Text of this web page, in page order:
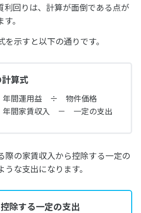
利回りは、計算が面倒である点が
。
示すと以下の通りです。
算式
間運用益 ÷ 物件価格
間家賃収入 － 一定の支出
際の家賃収入から控除する一定の
な支出になります。
除する一定の支出